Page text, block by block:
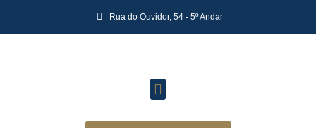
Rua do Ouvidor, 54 - 5º Andar